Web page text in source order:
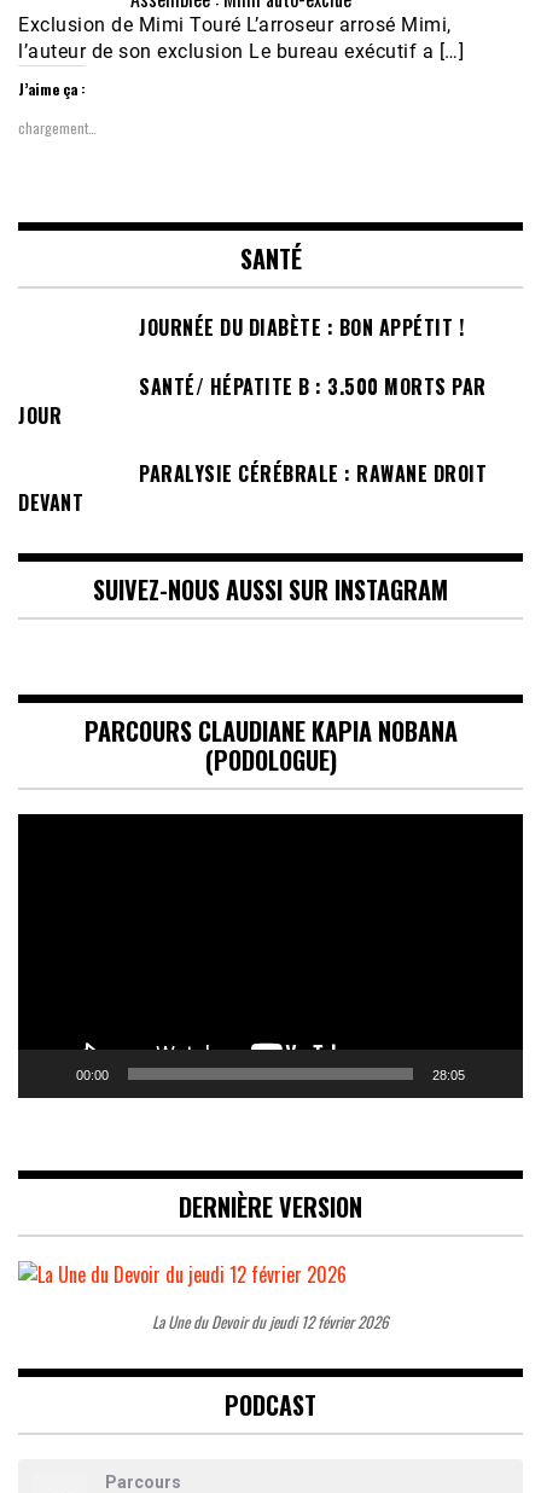
Exclusion de Mimi Touré L’arroseur arrosé Mimi,
l’auteur de son exclusion Le bureau exécutif a […]
J’aime ça :
chargement…
SANTÉ
JOURNÉE DU DIABÈTE : BON APPÉTIT !
SANTÉ/ HÉPATITE B : 3.500 MORTS PAR
JOUR
PARALYSIE CÉRÉBRALE : RAWANE DROIT
DEVANT
SUIVEZ-NOUS AUSSI SUR INSTAGRAM
PARCOURS CLAUDIANE KAPIA NOBANA
(PODOLOGUE)
00:00 28:05
DERNIÈRE VERSION
La Une du Devoir du jeudi 12 février 2026
PODCAST
Parcours